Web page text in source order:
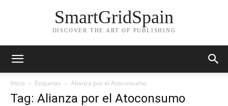
SmartGridSpain
DISCOVER THE ART OF PUBLISHING
Inicio Etiquetas Alianza por el Atoconsumo
Tag: Alianza por el Atoconsumo